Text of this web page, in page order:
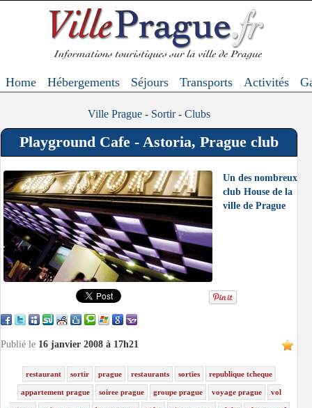
Home Hébergements Séjours Transports Activités
Ville Prague - Sortir - Clubs
Playground Cafe - Astoria, Prague club
Un des nombreux
club House de la
ville de Prague
Publié le 16 janvier 2008 à 17h21
restaurant sortir prague restaurants sorties republique tcheque
appartement prague soiree prague groupe prague voyage prague vol